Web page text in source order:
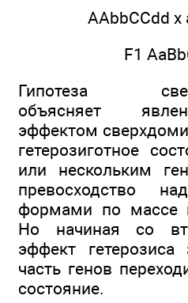
AAbbCCdd х
F1
Гипотеза
объясняет
эффектом
гетерозиготное
или нескольким
превосходство
формами по массе
Но начиная со
эффект гетерозиса
часть генов
состояние.